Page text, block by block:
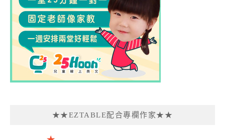
★★EZTABLE配合專欄作家★★